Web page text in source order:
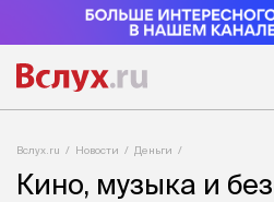
Вслух.ru Новости Деньги
Кино, музыка и